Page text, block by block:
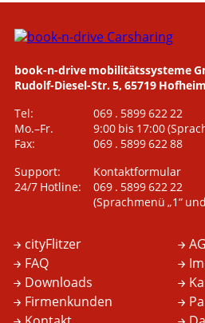
book-n-drive mobilitätssysteme
Rudolf-Diesel-Str. 5, 65719
Tel:
069 . 5899 622 22
Mo.–Fr.
9:00 bis 17:00
Fax:
069 . 5899 622 88
Support:
Kontaktformular
24/7 Hotline:
069 . 5899 622 22
(Sprachmenü „1“ und
cityFlitzer
FAQ
Downloads
Firmenkunden